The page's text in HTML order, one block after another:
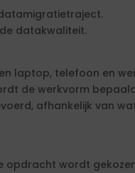
datakwaliteit.
laptop, telefoon en
de werkvorm
afhankelijk van
opdracht wordt